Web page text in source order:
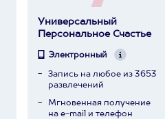
Универсальный
Персональное Счастье
Электронный
Запись на любое из 3653
развлечений
Мгновенная получение
на e-mail и телефон